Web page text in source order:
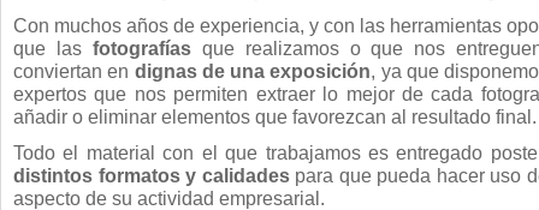
Con muchos años de experiencia, y con las herramientas
que las fotografíasque realizamos o que nos
conviertan en dignas de una exposición, ya que
expertos que nos permiten extraer lo mejor de cada
añadir o eliminar elementos que favorezcan al resultado final.
Todo el material con el que trabajamos es entregado
distintos formatos y calidadespara que pueda hacer uso
aspecto de su actividad empresarial.